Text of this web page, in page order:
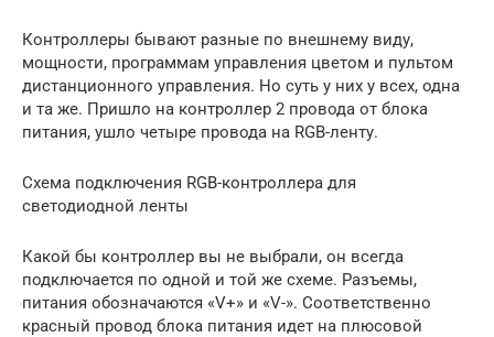
Контроллеры бывают разные по внешнему виду,
мощности, программам управления цветом и пультом
дистанционного управления. Но суть у них у всех, одна
и та же. Пришло на контроллер 2 провода от блока
питания, ушло четыре провода на RGB-ленту.
Схема подключения RGB-контроллера для
светодиодной ленты
Какой бы контроллер вы не выбрали, он всегда
подключается по одной и той же схеме. Разъемы,
питания обозначаются «V+» и «V-». Соответственно
красный провод блока питания идет на плюсовой